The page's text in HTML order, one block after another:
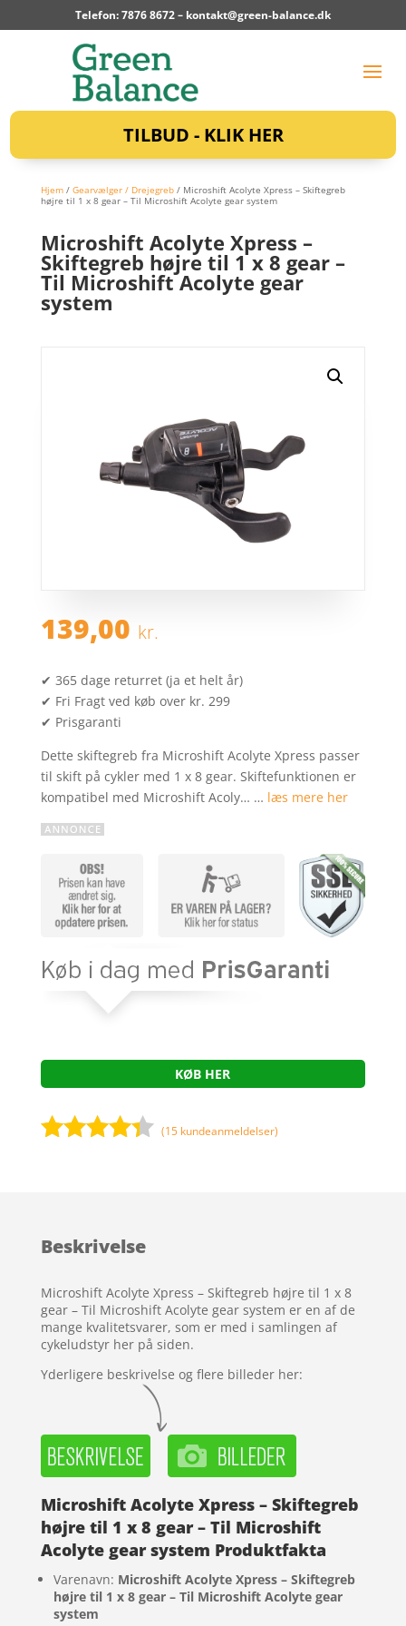
Telefon: 7876 8672 – kontakt@green-balance.dk
TILBUD - KLIK HER
Hjem/ Gearvælger / Drejegreb/ Microshift Acolyte Xpress – Skiftegreb
højre til 1 x 8 gear – Til Microshift Acolyte gear system
Microshift Acolyte Xpress –
Skiftegreb højre til 1 x 8 gear –
Til Microshift Acolyte gear
system
139,00 kr.
✔ 365 dage returret (ja et helt år)
✔ Fri Fragt ved køb over kr. 299
✔ Prisgaranti
Dette skiftegreb fra Microshift Acolyte Xpress passer
til skift på cykler med 1 x 8 gear. Skiftefunktionen er
kompatibel med Microshift Acoly… … læs mere her
KØB HER
på
mmelser
(15 kundeanmeldelser)
Beskrivelse
Microshift Acolyte Xpress – Skiftegreb højre til 1 x 8
gear – Til Microshift Acolyte gear system er en af de
mange kvalitetsvarer, som er med i samlingen af
cykeludstyr her på siden.
Yderligere beskrivelse og flere billeder her:
Microshift Acolyte Xpress – Skiftegreb
højre til 1 x 8 gear – Til Microshift
Acolyte gear system Produktfakta
Varenavn: Microshift Acolyte Xpress – Skiftegreb
højre til 1 x 8 gear – Til Microshift Acolyte gear
system